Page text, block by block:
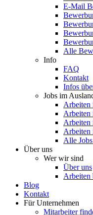
E-Mail
Alle
Info
FAQ
Kontakt
Infos
Jobs im
Arbeiten
Arbeiten
Arbeiten
Arbeiten
Alle
Über uns
Wer wir sind
Über uns
Arbeiten
Blog
Kontakt
Für Unternehmen
Mitarbeiter